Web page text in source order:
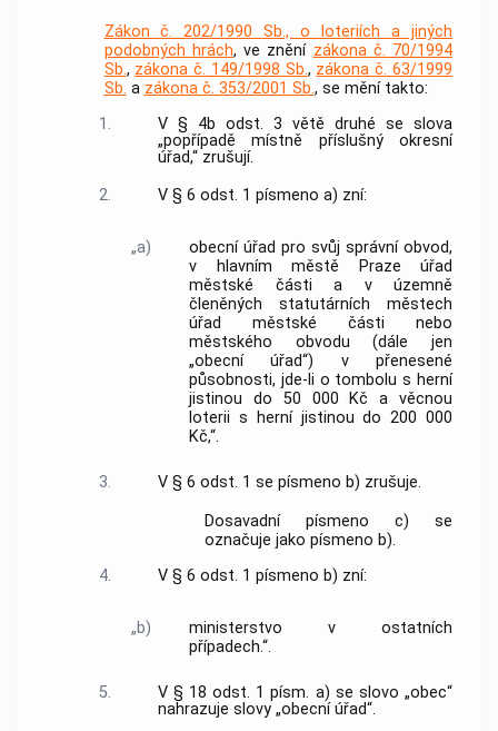
Zákon č. 202/1990 Sb., o loteriích a jiných
podobných hrách, ve znění zákona č. 70/1994
Sb., zákona č. 149/1998 Sb., zákona č. 63/1999
Sb. a zákona č. 353/2001 Sb., se mění takto:
1.
V § 4b odst. 3 větě druhé se slova
„popřípadě místně příslušný okresní
úřad,“ zrušují.
2.
V § 6 odst. 1 písmeno a) zní:
„a)
obecní úřad pro svůj správní obvod,
v hlavním městě Praze úřad
městské části a v územně
členěných statutárních městech
úřad městské části nebo
městského obvodu (dále jen
„obecní úřad“) v přenesené
působnosti, jde-li o tombolu s herní
jistinou do 50 000 Kč a věcnou
loterii s herní jistinou do 200 000
Kč,“.
3. V § 6 odst. 1 se písmeno b) zrušuje.
Dosavadní písmeno c) se
označuje jako písmeno b).
4.
V § 6 odst. 1 písmeno b) zní:
„b)
ministerstvo v ostatních
případech.“.
5.
V § 18 odst. 1 písm. a) se slovo „obec“
nahrazuje slovy „obecní úřad“.